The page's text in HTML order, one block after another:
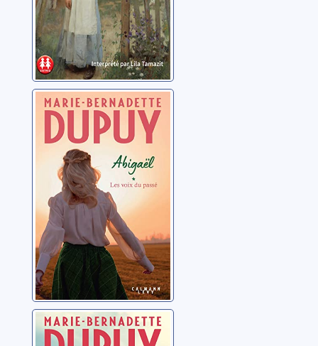
Abigaël: saison
2: 01: Les voix du
passé
Dupuy, Marie-
Bernadette
Abigaël: saison